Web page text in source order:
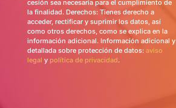
cesión sea necesaria para el cumplimiento de
la finalidad. Derechos: Tienes derecho a
acceder, rectificar y suprimir los datos, así
como otros derechos, como se explica en la
información adicional. Información adicional y
detallada sobre protección de datos: aviso
legal y política de privacidad.